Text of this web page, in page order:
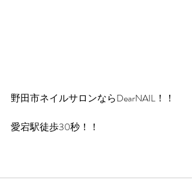
野田市ネイルサロンならDearNAIL！！
愛宕駅徒歩30秒！！